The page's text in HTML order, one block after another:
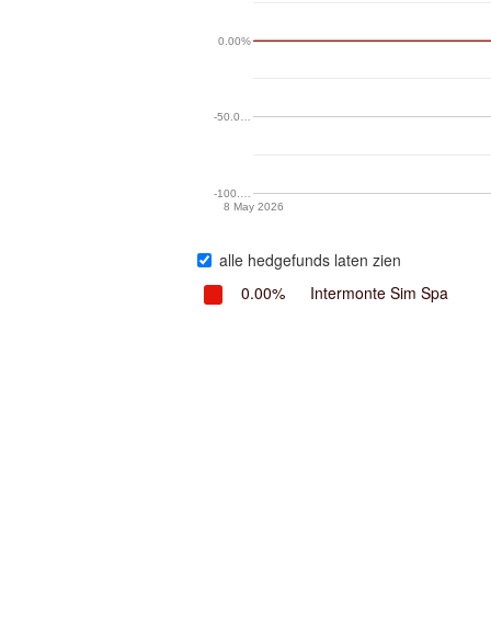
8 May 2026
-100.…
-50.0…
0.00%
alle hedgefunds laten zien
0.00%
Intermonte Sim Spa